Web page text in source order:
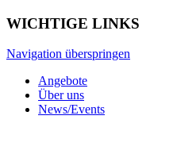
WICHTIGE LINKS
Navigation überspringen
Angebote
Über uns
News/Events